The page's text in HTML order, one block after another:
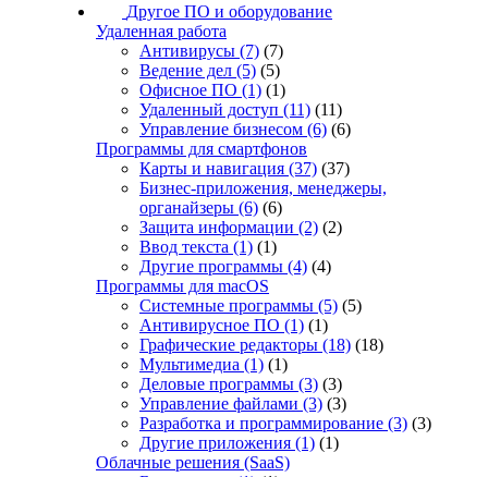
Другое ПО и оборудование
Удаленная работа
Антивирусы (7) (7)
Ведение дел (5) (5)
Офисное ПО (1) (1)
Удаленный доступ (11) (11)
Управление бизнесом (6) (6)
Программы для смартфонов
Карты и навигация (37) (37)
Бизнес-приложения, менеджеры,
органайзеры (6) (6)
Защита информации (2) (2)
Ввод текста (1) (1)
Другие программы (4) (4)
Программы для macOS
Системные программы (5) (5)
Антивирусное ПО (1) (1)
Графические редакторы (18) (18)
Мультимедиа (1) (1)
Деловые программы (3) (3)
Управление файлами (3) (3)
Разработка и программирование (3) (3)
Другие приложения (1) (1)
Облачные решения (SaaS)